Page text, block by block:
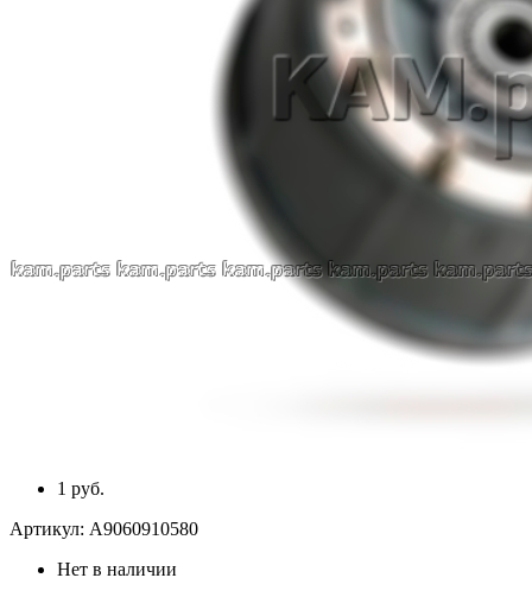
1 руб.
Артикул: A9060910580
Нет в наличии